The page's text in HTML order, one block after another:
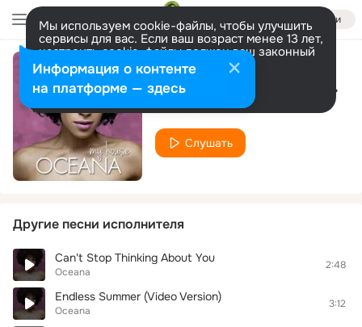
Войти
Мы используем cookie-файлы, чтобы улучшить
сервисы для вас. Если ваш возраст менее 13 лет,
настроить cookie-файлы должен ваш законный
представитель. Больше информации
Разрешить все Настроить Put Your Gun Down (Azotti Radio Edit)
Oceana
Слушать
Другие песни исполнителя
Can't Stop Thinking About You
Oceana
2:48
Endless Summer (Video Version)
Oceana
3:12
Информация о контенте
на платформе — здесь